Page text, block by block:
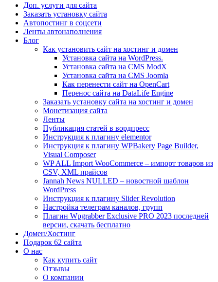
Доп. услуги для сайта
Заказать установку сайта
Автопостинг в соцсети
Ленты автонаполнения
Блог
Как установить сайт на хостинг и домен
Установка сайта на WordPress.
Установка сайта на CMS ModX
Установка сайта на CMS Joomla
Как перенести сайт на OpenCart
Перенос сайта на DataLife Engine
Заказать установку сайта на хостинг и домен
Монетизация сайта
Ленты
Публикация статей в вордпресс
Инструкция к плагину elementor
Инструкция к плагину WPBakery Page Builder,
Visual Composer
WP ALL Import WooCommerce – импорт товаров из
CSV, XML прайсов
Jannah News NULLED – новостной шаблон
WordPress
Инструкция к плагину Slider Revolution
Настройка телеграм каналов, групп
Плагин Wpgrabber Exclusive PRO 2023 последней
версии, скачать бесплатно
Домен/Хостинг
Подарок 62 сайта
О нас
Как купить сайт
Отзывы
О компании